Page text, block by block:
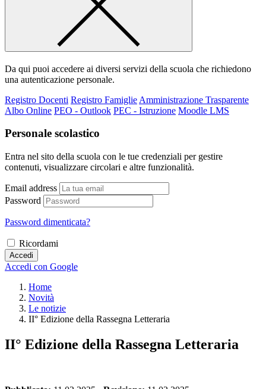
Da qui puoi accedere ai diversi servizi della scuola che richiedono
una autenticazione personale.
Registro Docenti Registro Famiglie Amministrazione Trasparente
Albo Online PEO - Outlook PEC - Istruzione Moodle LMS
Personale scolastico
Entra nel sito della scuola con le tue credenziali per gestire
contenuti, visualizzare circolari e altre funzionalità.
Email address
Password
Password dimenticata?
Ricordami
Accedi
Accedi con Google
Home
Novità
Le notizie
II° Edizione della Rassegna Letteraria
II° Edizione della Rassegna Letteraria